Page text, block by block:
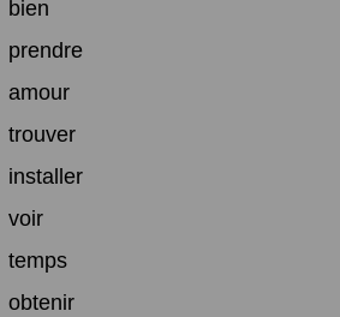
bien
prendre
amour
trouver
installer
voir
temps
obtenir